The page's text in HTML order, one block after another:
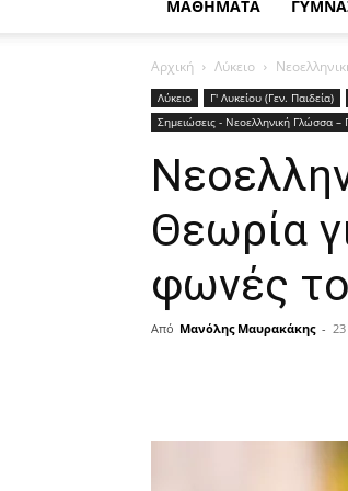
ΜΑΘΗΜΑΤΑ
Αρχική Λύκειο
Λύκειο Γ' Λυκείου (Γεν. Παιδεία)
Σημειώσεις - Νεοελληνική Γλώσσα –
Θεωρία
φωνές
Από Μανόλης Μαυρακάκης -